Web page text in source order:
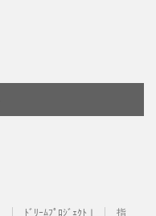
ﾄﾞﾘｰﾑﾌﾟﾛｼﾞｪｸﾄⅠ 指